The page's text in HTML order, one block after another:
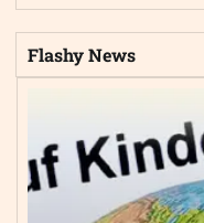
Flashy News